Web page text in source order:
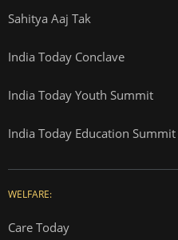
Sahitya Aaj Tak
India Today Conclave
India Today Youth Summit
India Today Education Summit
WELFARE:
Care Today